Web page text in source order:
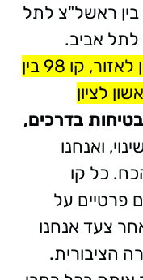
בין ראשל"צ לתל
לתל אביב.
במקביל, יבוטלו קו 14 בין חולון לאזור, קו 98 בין
וקו 203 בין ראשון לציון
בדרכים,
ואנחנו
כל קו
פרטיים על
צעד אנחנו
הציבורית.